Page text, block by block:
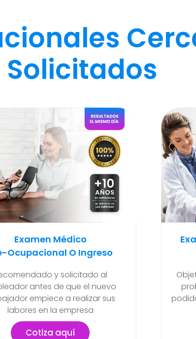
Solicitados
Médico Ocupacional
Periódicos O Anuales
de poder detectar si existen
de salud que se hayan
generar en el transcurso de sus
actividades
Cotiza aquí